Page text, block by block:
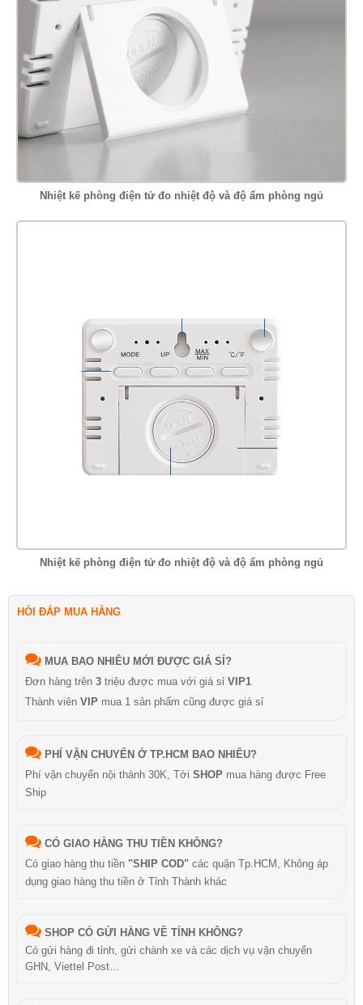
Nhiệt kế phòng điện tử đo nhiệt độ và độ ẩm phòng ngủ
Nhiệt kế phòng điện tử đo nhiệt độ và độ ẩm phòng ngủ
HỎI ĐÁP MUA HÀNG
MUA BAO NHIÊU MỚI ĐƯỢC GIÁ SỈ?
Đơn hàng trên 3 triệu được mua với giá sỉ VIP1
Thành viên VIP mua 1 sản phẩm cũng được giá sỉ
PHÍ VẬN CHUYỂN Ở TP.HCM BAO NHIÊU?
Phí vận chuyển nội thành 30K, Tới SHOP mua hàng được Free
Ship
CÓ GIAO HÀNG THU TIỀN KHÔNG?
Có giao hàng thu tiền "SHIP COD" các quận Tp.HCM, Không áp
dụng giao hàng thu tiền ở Tỉnh Thành khác
SHOP CÓ GỬI HÀNG VỀ TỈNH KHÔNG?
Có gửi hàng đi tỉnh, gửi chành xe và các dịch vụ vận chuyển
GHN, Viettel Post…